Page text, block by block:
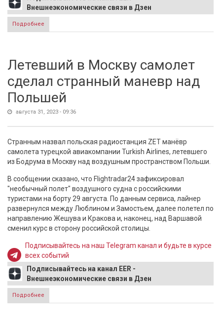
Внешнеэкономические связи в Дзен
Подробнее
саммит G20 в Индии
Летевший в Москву самолет
сделал странный маневр над
Польшей
августа 31, 2023 - 09:36
Странным назвал польская радиостанция ZET манёвр
самолета турецкой авиакомпании Turkish Airlines, летевшего
из Бодрума в Москву над воздушным пространством Польши.
В сообщении сказано, что Flightradar24 зафиксировал
"необычный полет" воздушного судна с российскими
туристами на борту 29 августа. По данным сервиса, лайнер
развернулся между Люблином и Замостьем, далее полетел по
направлению Жешува и Кракова и, наконец, над Варшавой
сменил курс в сторону российской столицы.
Подписывайтесь на наш Telegram канал и будьте в курсе
всех событий
Подписывайтесь на канал EER -
Внешнеэкономические связи в Дзен
Подробнее
над Польшей